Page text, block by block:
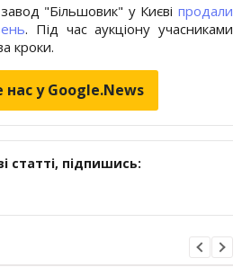
"Більшовик" у Києві продали
. Під час аукціону учасниками
кроки.
у Google.News
статті, підпишись: